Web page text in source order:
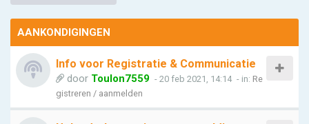
AANKONDIGINGEN
Info voor Registratie & Communicatie
door Toulon7559 - 20 feb 2021, 14:14 - in: Re
gistreren / aanmelden